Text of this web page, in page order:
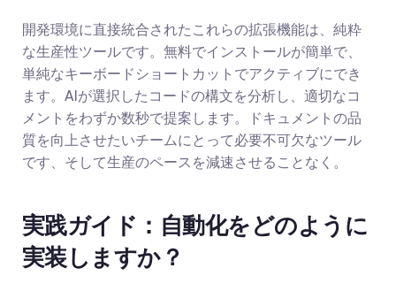
開発環境に直接統合されたこれらの拡張機能は、純粋
な生産性ツールです。無料でインストールが簡単で、
単純なキーボードショートカットでアクティブにでき
ます。AIが選択したコードの構文を分析し、適切なコ
メントをわずか数秒で提案します。ドキュメントの品
質を向上させたいチームにとって必要不可欠なツール
です、そして生産のペースを減速させることなく。
実践ガイド：自動化をどのように
実装しますか？